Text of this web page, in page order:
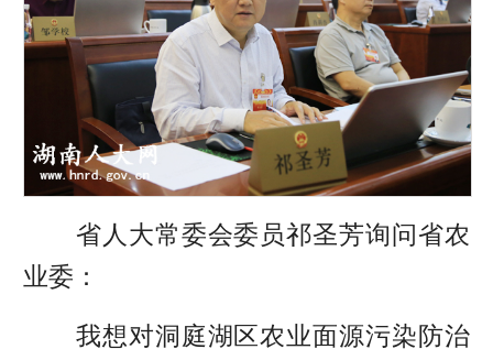
省人大常委会委员祁圣芳询问省农
业委：
我想对洞庭湖区农业面源污染防治